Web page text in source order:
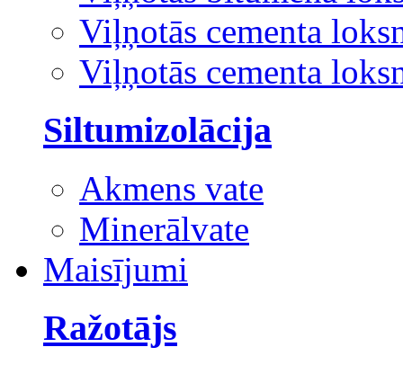
Viļņotās cementa
Viļņotās cementa
Siltumizolācija
Akmens vate
Minerālvate
Maisījumi
Ražotājs